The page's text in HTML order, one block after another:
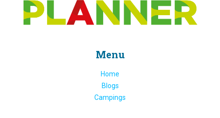
Menu
Home
Blogs
Campings